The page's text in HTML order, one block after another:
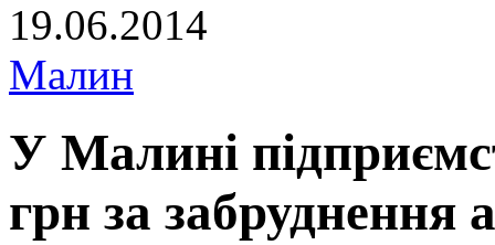
19.06.2014
Малин
У Малині
грн за забруднення